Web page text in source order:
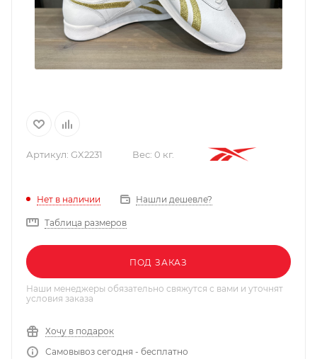
Артикул: GX2231 Вес: 0 кг.
Нет в наличии Нашли дешевле?
Таблица размеров
ПОД ЗАКАЗ
Наши менеджеры обязательно свяжутся с вами и уточнят
условия заказа
Хочу в подарок
Самовывоз сегодня - бесплатно